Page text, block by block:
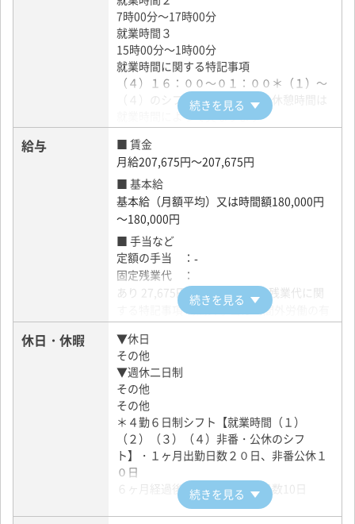
7時00分～17時00分
就業時間３
15時00分～1時00分
就業時間に関する特記事項
（４）１６：００～０１：００＊（１）～
（４）のシフト制となります＊休憩時間は
就業時間によって異なります
続きを見る
給与
■ 賃金
月給207,675円～207,675円
■ 基本給
基本給（月額平均）又は時間額180,000円
～180,000円
■ 手当など
定額の手当 ： -
固定残業代 ：
あり 27,675円～27,675円 固定残業代に関
する特記事項 時間外手当は時間外労働の有
無にかかわらず、固定残業代として支給
し、１５時間を超える時間外労働は法定通
り追加で支給します。
その他手当 ：
＊２年目以降、全歩合給（最低賃金補償）
＊深夜手当：１２,９１５円（月平均）
■ 賃金形態
月給
続きを見る
休日・休暇
▼休日
その他
▼週休二日制
その他
その他
＊４勤６日制シフト【就業時間（１）
（２）（３）（４）非番・公休のシフ
ト】・１ヶ月出勤日数２０日、非番公休１
０日
６ヶ月経過後の年次有給休暇日数10日
続きを見る